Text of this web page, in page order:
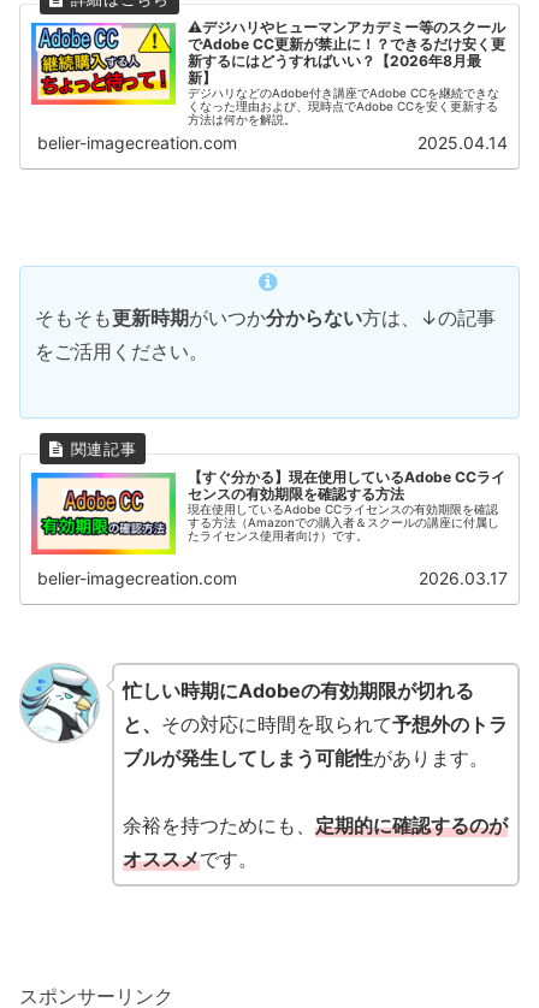
⚠デジハリやヒューマンアカデミー等のスクール
でAdobe CC更新が禁止に！？できるだけ安く更
新するにはどうすればいい？【2026年8月最
新】
デジハリなどのAdobe付き講座でAdobe CCを継続できな
くなった理由および、現時点でAdobe CCを安く更新する
方法は何かを解説。
belier-imagecreation.com 2025.04.14
そもそも更新時期がいつか分からない方は、↓の記事
をご活用ください。
【すぐ分かる】現在使用しているAdobe CCライ
センスの有効期限を確認する方法
現在使用しているAdobe CCライセンスの有効期限を確認
する方法（Amazonでの購入者＆スクールの講座に付属し
たライセンス使用者向け）です。
belier-imagecreation.com 2026.03.17
忙しい時期にAdobeの有効期限が切れる
と、 その対応に時間を取られて予想外のトラ
ブルが発生してしまう可能性があります。
余裕を持つためにも、 定期的に確認するのが
オススメです。
スポンサーリンク